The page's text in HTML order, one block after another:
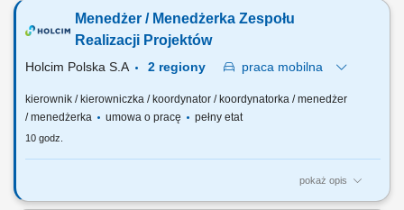
na placach budowy oraz nadzór nad generalnymi wykonawcami,
dostawcami technologii i kontraktami EPC/EPCM; Kontrola
Menedżer / Menedżerka Zespołu
Realizacji Projektów
Holcim Polska S.A praca mobilna
kierownik / kierowniczka / koordynator / koordynatorka / menedżer
/ menedżerka
umowa o pracę pełny etat
10 godz.
pokaż opis
Zakres obowiązków: Zarządzanie realizacją strategicznych projektów